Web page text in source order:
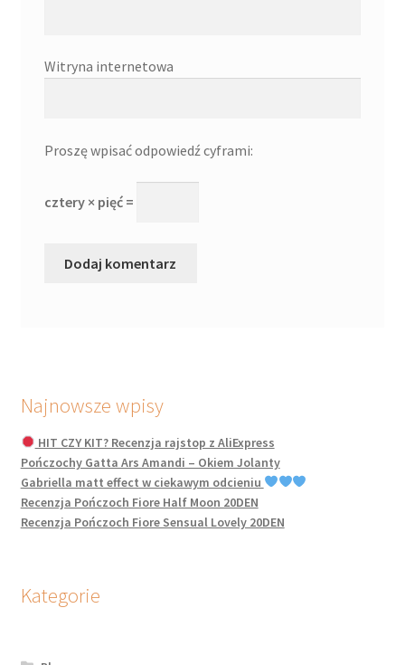
Witryna internetowa
Proszę wpisać odpowiedź cyframi:
cztery × pięć =
Najnowsze wpisy
HIT CZY KIT? Recenzja rajstop z AliExpress
Pończochy Gatta Ars Amandi – Okiem Jolanty
Gabriella matt effect w ciekawym odcieniu
Recenzja Pończoch Fiore Half Moon 20DEN
Recenzja Pończoch Fiore Sensual Lovely 20DEN
Kategorie